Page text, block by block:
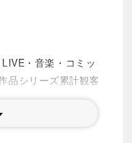
・音楽・コミッ
品シリーズ累計観客
を記録した、日本テ
ースカンパニー”HI-